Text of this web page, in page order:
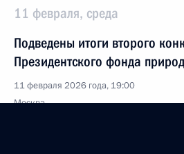
11 февраля, среда
Подведены итоги второго
Президентского фонда
11 февраля 2026 года, 19:00
Москва